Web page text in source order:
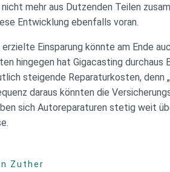
mehr aus Dutzenden Teilen
Entwicklung ebenfalls voran.
Einsparung könnte am Ende
hingegen hat Gigacasting
steigende Reparaturkosten, denn
daraus könnten die
sich Autoreparaturen stetig weit
Zuther